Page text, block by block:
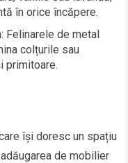
în orice încăpere.
: Felinarele de metal
colțurile sau
primitoare.
își doresc un spațiu
de mobilier